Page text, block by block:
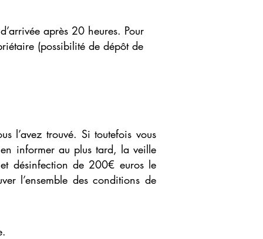
après 20 heures. Pour
(possibilité de dépôt de
l’avez trouvé. Si toutefois vous
informer au plus tard, la veille
désinfection de 200€ euros le
l’ensemble des conditions de